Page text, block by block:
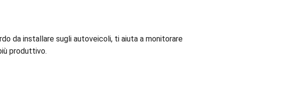
da installare sugli autoveicoli, ti aiuta a monitorare
produttivo.